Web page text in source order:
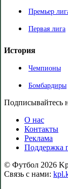
Премьер
Первая лига
История
Чемпионы
Бомбардиры
Подписывайтесь
О нас
Контакты
Реклама
Поддержка
© Футбол 2026
Связь с нами: